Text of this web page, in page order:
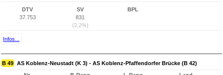
DTV
37.753
SV
831
(2,2%)
BPL
Infos...
B 49 AS Koblenz-Neustadt (K 3) - AS Koblenz-Pfaffendorfer Brücke (B 42)